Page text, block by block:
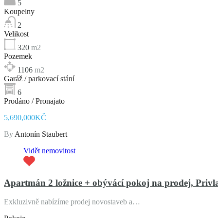
5
Koupelny
2
Velikost
320 m2
Pozemek
1106 m2
Garáž / parkovací stání
6
Prodáno / Pronajato
5,690,000KČ
By Antonín Staubert
Vidět nemovitost
Apartmán 2 ložnice + obývácí pokoj na prodej,
Exkluzivně nabízíme prodej novostaveb a…